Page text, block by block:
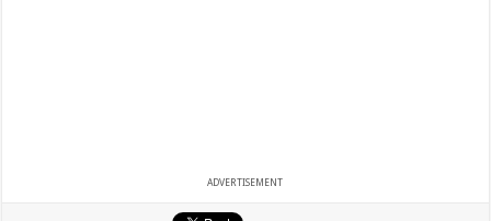
ADVERTISEMENT